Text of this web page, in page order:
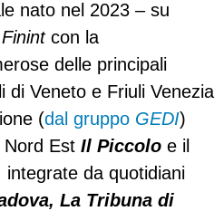
nato nel 2023 – su
con la
delle principali
di Veneto e Friuli Venezia
(dal gruppo GEDI)
Nord Est Il Piccolo e il
integrate da quotidiani
La Tribuna di